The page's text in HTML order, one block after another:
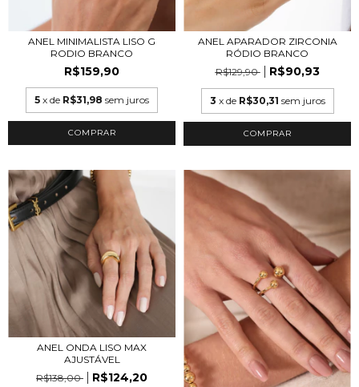
ANEL MINIMALISTA LISO G
RODIO BRANCO
R$159,90
5 x de R$31,98 sem juros
COMPRAR
ANEL APARADOR ZIRCONIA
RÓDIO BRANCO
R$129,90
R$90,93
3 x de R$30,31 sem juros
COMPRAR
ANEL ONDA LISO MAX
AJUSTÁVEL
R$138,00
R$124,20